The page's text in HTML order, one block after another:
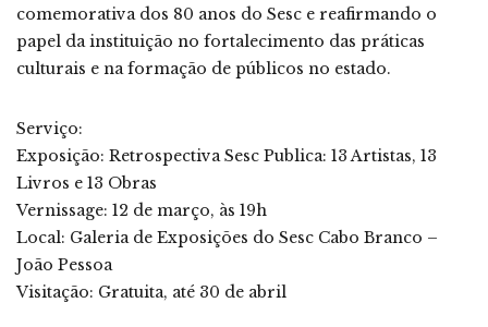
comemorativa dos 80 anos do Sesc e reafirmando o
papel da instituição no fortalecimento das práticas
culturais e na formação de públicos no estado.
Serviço:
Exposição: Retrospectiva Sesc Publica: 13 Artistas, 13
Livros e 13 Obras
Vernissage: 12 de março, às 19h
Local: Galeria de Exposições do Sesc Cabo Branco –
João Pessoa
Visitação: Gratuita, até 30 de abril